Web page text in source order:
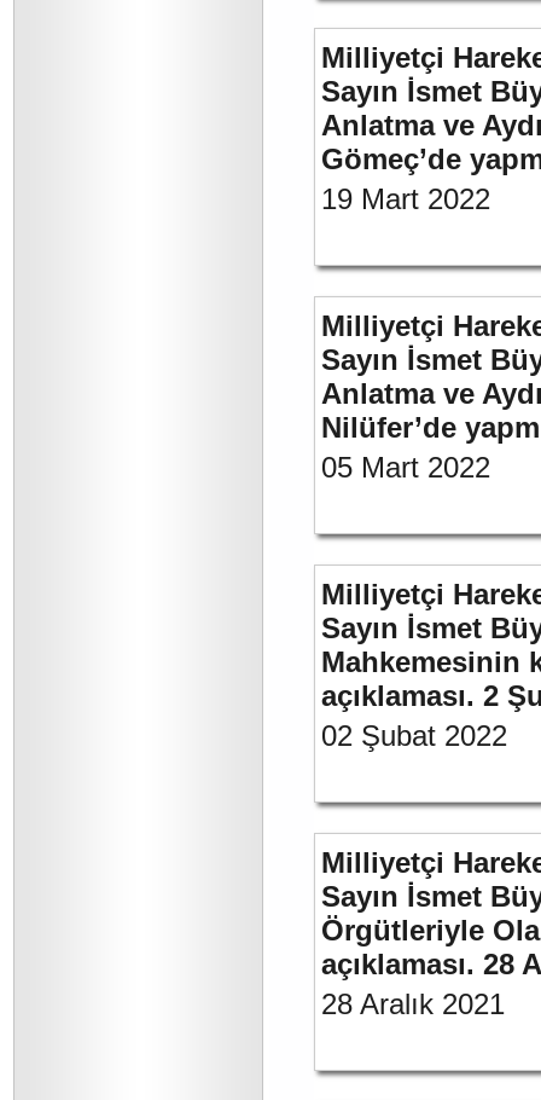
Milliyetçi
Sayın İsmet
Anlatma ve
Gömeç’de
19 Mart 2022
Milliyetçi
Sayın İsmet
Anlatma ve
Nilüfer’de
05 Mart 2022
Milliyetçi
Sayın İsmet
Mahkemesinin
açıklaması. 2
02 Şubat 2022
Milliyetçi
Sayın İsmet
Örgütleriyle
açıklaması. 28
28 Aralık 2021